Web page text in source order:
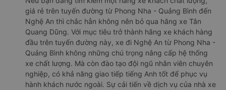
giá rẻ trên tuyến đường từ Phong Nha - Quảng Bình đến
Nghệ An thì chắc hẳn không nên bỏ qua hãng xe Tân
Quang Dũng. Với mục tiêu trở thành hãng xe khách hàng
đầu trên tuyến đường này, xe đi Nghệ An từ Phong Nha -
Quảng Bình không những chú trọng nâng cấp hệ thống
xe chất lượng. Mà còn đào tạo đội ngũ nhân viên chuyên
nghiệp, có khả năng giao tiếp tiếng Anh tốt để phục vụ
hành khách nước ngoài. Sự cải tiến về dịch vụ của nhà xe